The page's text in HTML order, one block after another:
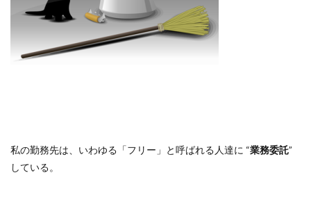
私の勤務先は、いわゆる「フリー」と呼ばれる人達に “業務委託”
している。